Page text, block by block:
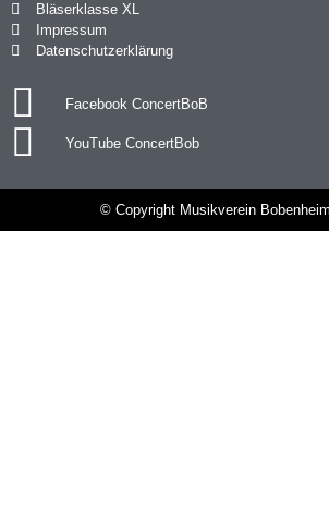
Bläserklasse XL
Impressum
Datenschutzerklärung
Facebook ConcertBoB
YouTube ConcertBob
© Copyright Musikverein